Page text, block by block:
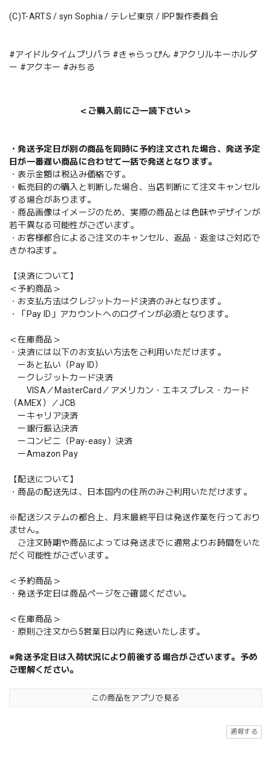
(C)T-ARTS / syn Sophia / テレビ東京 / IPP製作委員会
#アイドルタイムプリパラ #きゃらっぴん #アクリルキーホルダ
ー #アクキー #みちる
＜ご購入前にご一読下さい＞
・発送予定日が別の商品を同時に予約注文された場合、発送予定
日が一番遅い商品に合わせて一括で発送となります。
・表示金額は税込み価格です。
・転売目的の購入と判断した場合、当店判断にて注文キャンセル
する場合があります。
・商品画像はイメージのため、実際の商品とは色味やデザインが
若干異なる可能性がございます。
・お客様都合によるご注文のキャンセル、返品・返金はご対応で
きかねます。
【決済について】
＜予約商品＞
・お支払方法はクレジットカード決済のみとなります。
・「Pay ID」アカウントへのログインが必須となります。
＜在庫商品＞
・決済には以下のお支払い方法をご利用いただけます。
ーあと払い（Pay ID）
ークレジットカード決済
VISA／MasterCard／アメリカン・エキスプレス・カード
（AMEX）／JCB
ーキャリア決済
ー銀行振込決済
ーコンビニ（Pay-easy）決済
ーAmazon Pay
【配送について】
・商品の配送先は、日本国内の住所のみご利用いただけます。
※配送システムの都合上、月末最終平日は発送作業を行っており
ません。
ご注文時期や商品によっては発送までに通常よりお時間をいた
だく可能性がございます。
＜予約商品＞
・発送予定日は商品ページをご確認ください。
＜在庫商品＞
・原則ご注文から5営業日以内に発送いたします。
※発送予定日は入荷状況により前後する場合がございます。予め
ご理解ください。
この商品をアプリで見る
通報する